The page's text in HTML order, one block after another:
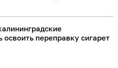
переправку сигарет